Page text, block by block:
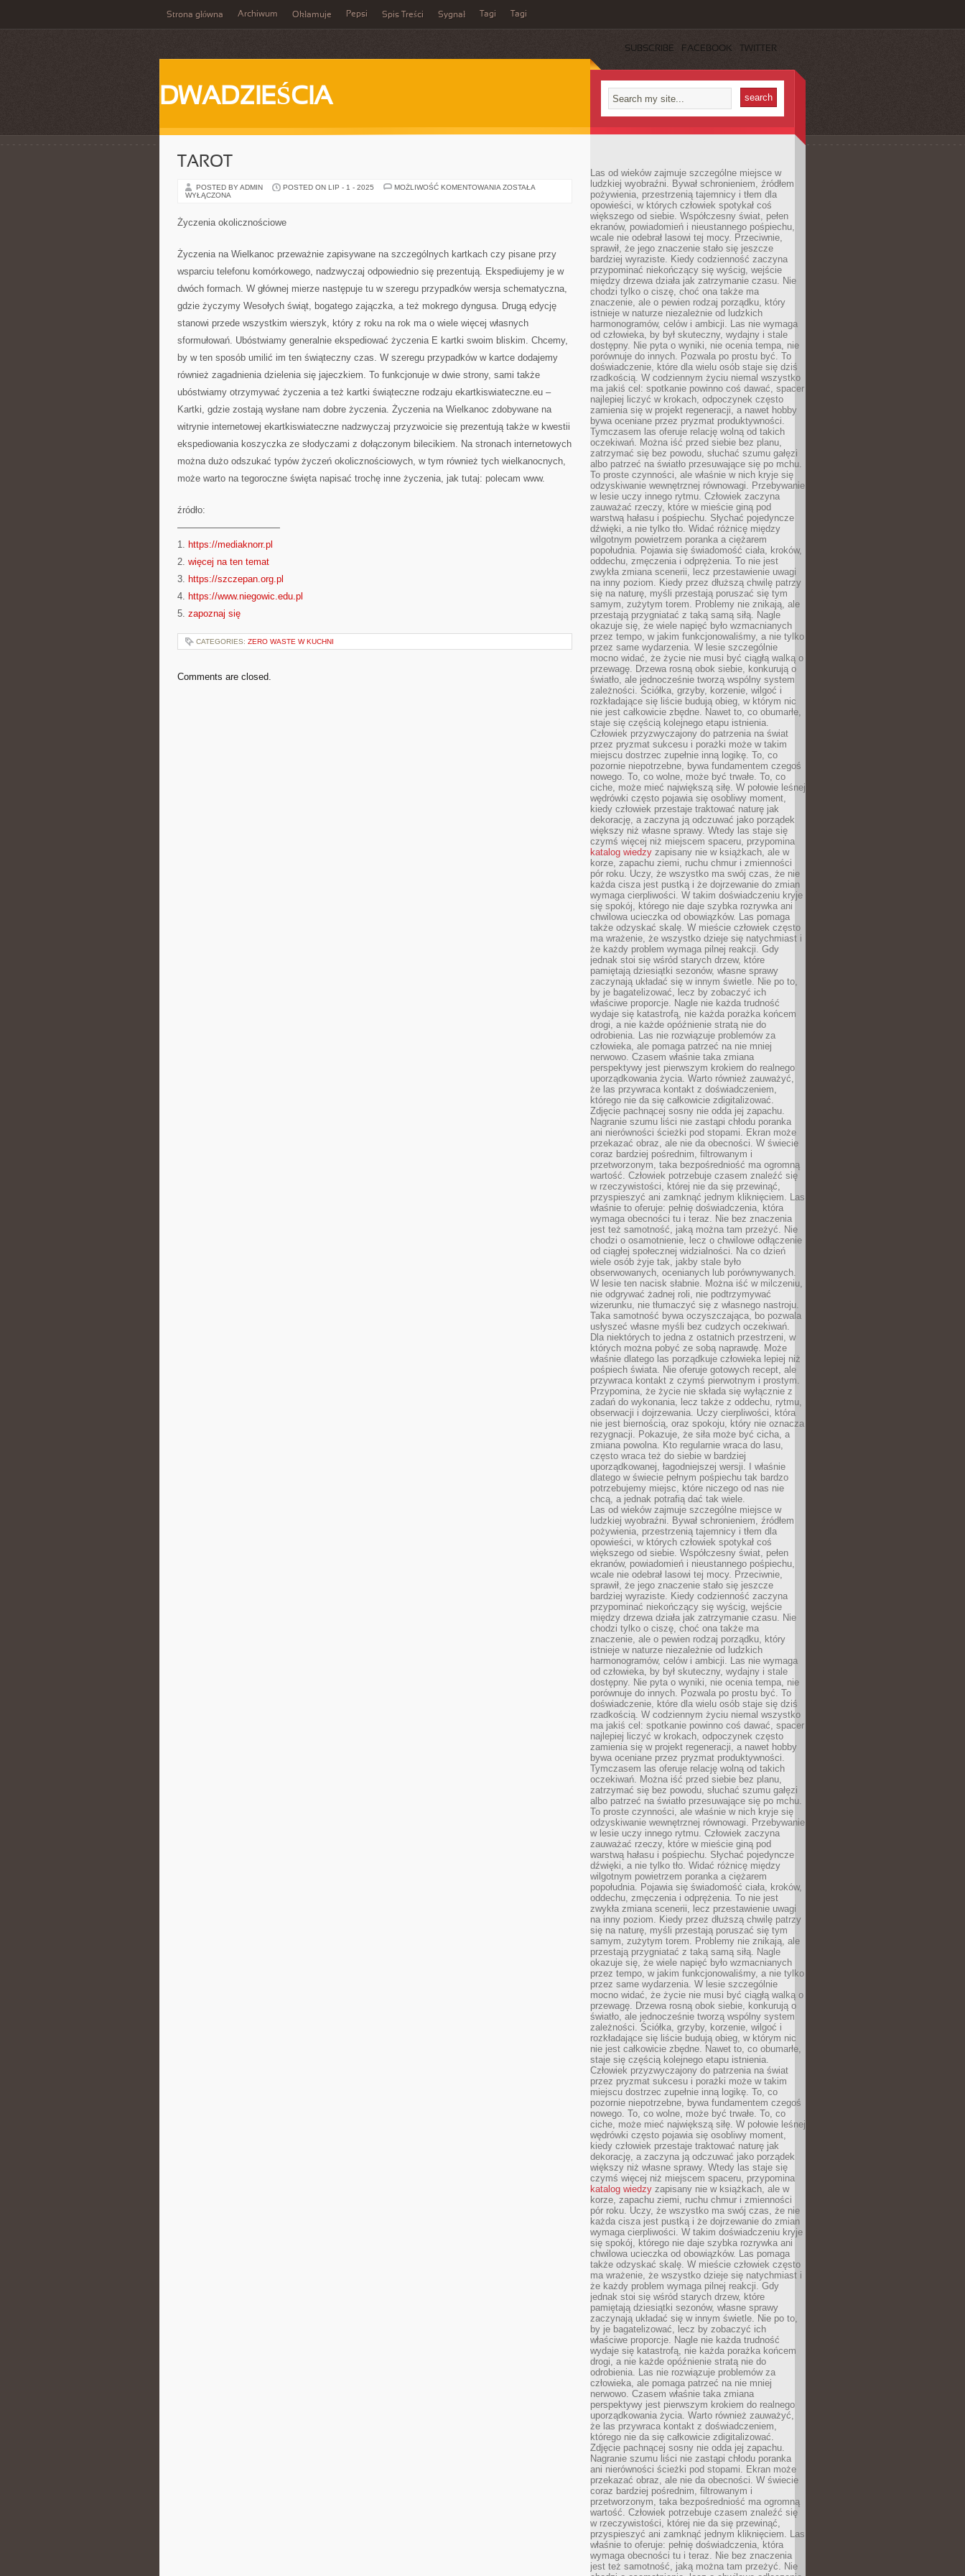
Strona główna Archiwum Okłamuje Pepsi Spis Treści Sygnał Tagi Tagi
SUBSCRIBE FACEBOOK TWITTER
DWADZIEŚCIA
TAROT
POSTED BY ADMIN POSTED ON LIP - 1 - 2025 MOŻLIWOŚĆ KOMENTOWANIA TAROT
ZOSTAŁA
WYŁĄCZONA
Życzenia okolicznościowe
Życzenia na Wielkanoc przeważnie zapisywane na szczególnych kartkach czy pisane przy
wsparciu telefonu komórkowego, nadzwyczaj odpowiednio się prezentują. Ekspediujemy je w
dwóch formach. W głównej mierze następuje tu w szeregu przypadków wersja schematyczna,
gdzie życzymy Wesołych świąt, bogatego zajączka, a też mokrego dyngusa. Drugą edycję
stanowi przede wszystkim wierszyk, który z roku na rok ma o wiele więcej własnych
sformułowań. Ubóstwiamy generalnie ekspediować życzenia E kartki swoim bliskim. Chcemy,
by w ten sposób umilić im ten świąteczny czas. W szeregu przypadków w kartce dodajemy
również zagadnienia dzielenia się jajeczkiem. To funkcjonuje w dwie strony, sami także
ubóstwiamy otrzymywać życzenia a też kartki świąteczne rodzaju ekartkiswiateczne.eu –
Kartki, gdzie zostają wysłane nam dobre życzenia. Życzenia na Wielkanoc zdobywane na
witrynie internetowej ekartkiswiateczne nadzwyczaj przyzwoicie się prezentują także w kwestii
ekspediowania koszyczka ze słodyczami z dołączonym bilecikiem. Na stronach internetowych
można dużo odszukać typów życzeń okolicznościowych, w tym również tych wielkanocnych,
może warto na tegoroczne święta napisać trochę inne życzenia, jak tutaj: polecam www.
źródło:
———————————
1. https://mediaknorr.pl
2. więcej na ten temat
3. https://szczepan.org.pl
4. https://www.niegowic.edu.pl
5. zapoznaj się
CATEGORIES: ZERO WASTE W KUCHNI
Comments are closed.
Las od wieków zajmuje szczególne miejsce w
ludzkiej wyobraźni. Bywał schronieniem, źródłem
pożywienia, przestrzenią tajemnicy i tłem dla
opowieści, w których człowiek spotykał coś
większego od siebie. Współczesny świat, pełen
ekranów, powiadomień i nieustannego pośpiechu,
wcale nie odebrał lasowi tej mocy. Przeciwnie,
sprawił, że jego znaczenie stało się jeszcze
bardziej wyraziste. Kiedy codzienność zaczyna
przypominać niekończący się wyścig, wejście
między drzewa działa jak zatrzymanie czasu. Nie
chodzi tylko o ciszę, choć ona także ma
znaczenie, ale o pewien rodzaj porządku, który
istnieje w naturze niezależnie od ludzkich
harmonogramów, celów i ambicji. Las nie wymaga
od człowieka, by był skuteczny, wydajny i stale
dostępny. Nie pyta o wyniki, nie ocenia tempa, nie
porównuje do innych. Pozwala po prostu być. To
doświadczenie, które dla wielu osób staje się dziś
rzadkością. W codziennym życiu niemal wszystko
ma jakiś cel: spotkanie powinno coś dawać, spacer
najlepiej liczyć w krokach, odpoczynek często
zamienia się w projekt regeneracji, a nawet hobby
bywa oceniane przez pryzmat produktywności.
Tymczasem las oferuje relację wolną od takich
oczekiwań. Można iść przed siebie bez planu,
zatrzymać się bez powodu, słuchać szumu gałęzi
albo patrzeć na światło przesuwające się po mchu.
To proste czynności, ale właśnie w nich kryje się
odzyskiwanie wewnętrznej równowagi. Przebywanie
w lesie uczy innego rytmu. Człowiek zaczyna
zauważać rzeczy, które w mieście giną pod
warstwą hałasu i pośpiechu. Słychać pojedyncze
dźwięki, a nie tylko tło. Widać różnicę między
wilgotnym powietrzem poranka a ciężarem
popołudnia. Pojawia się świadomość ciała, kroków,
oddechu, zmęczenia i odprężenia. To nie jest
zwykła zmiana scenerii, lecz przestawienie uwagi
na inny poziom. Kiedy przez dłuższą chwilę patrzy
się na naturę, myśli przestają poruszać się tym
samym, zużytym torem. Problemy nie znikają, ale
przestają przygniatać z taką samą siłą. Nagle
okazuje się, że wiele napięć było wzmacnianych
przez tempo, w jakim funkcjonowaliśmy, a nie tylko
przez same wydarzenia. W lesie szczególnie
mocno widać, że życie nie musi być ciągłą walką o
przewagę. Drzewa rosną obok siebie, konkurują o
światło, ale jednocześnie tworzą wspólny system
zależności. Ściółka, grzyby, korzenie, wilgoć i
rozkładające się liście budują obieg, w którym nic
nie jest całkowicie zbędne. Nawet to, co obumarłe,
staje się częścią kolejnego etapu istnienia.
Człowiek przyzwyczajony do patrzenia na świat
przez pryzmat sukcesu i porażki może w takim
miejscu dostrzec zupełnie inną logikę. To, co
pozornie niepotrzebne, bywa fundamentem czegoś
nowego. To, co wolne, może być trwałe. To, co
ciche, może mieć największą siłę. W połowie leśnej
wędrówki często pojawia się osobliwy moment,
kiedy człowiek przestaje traktować naturę jak
dekorację, a zaczyna ją odczuwać jako porządek
większy niż własne sprawy. Wtedy las staje się
czymś więcej niż miejscem spaceru, przypomina
katalog wiedzy zapisany nie w książkach, ale w
korze, zapachu ziemi, ruchu chmur i zmienności
pór roku. Uczy, że wszystko ma swój czas, że nie
każda cisza jest pustką i że dojrzewanie do zmian
wymaga cierpliwości. W takim doświadczeniu kryje
się spokój, którego nie daje szybka rozrywka ani
chwilowa ucieczka od obowiązków. Las pomaga
także odzyskać skalę. W mieście człowiek często
ma wrażenie, że wszystko dzieje się natychmiast i
że każdy problem wymaga pilnej reakcji. Gdy
jednak stoi się wśród starych drzew, które
pamiętają dziesiątki sezonów, własne sprawy
zaczynają układać się w innym świetle. Nie po to,
by je bagatelizować, lecz by zobaczyć ich
właściwe proporcje. Nagle nie każda trudność
wydaje się katastrofą, nie każda porażka końcem
drogi, a nie każde opóźnienie stratą nie do
odrobienia. Las nie rozwiązuje problemów za
człowieka, ale pomaga patrzeć na nie mniej
nerwowo. Czasem właśnie taka zmiana
perspektywy jest pierwszym krokiem do realnego
uporządkowania życia. Warto również zauważyć,
że las przywraca kontakt z doświadczeniem,
którego nie da się całkowicie zdigitalizować.
Zdjęcie pachnącej sosny nie odda jej zapachu.
Nagranie szumu liści nie zastąpi chłodu poranka
ani nierówności ścieżki pod stopami. Ekran może
przekazać obraz, ale nie da obecności. W świecie
coraz bardziej pośrednim, filtrowanym i
przetworzonym, taka bezpośredniość ma ogromną
wartość. Człowiek potrzebuje czasem znaleźć się
w rzeczywistości, której nie da się przewinąć,
przyspieszyć ani zamknąć jednym kliknięciem. Las
właśnie to oferuje: pełnię doświadczenia, która
wymaga obecności tu i teraz. Nie bez znaczenia
jest też samotność, jaką można tam przeżyć. Nie
chodzi o osamotnienie, lecz o chwilowe odłączenie
od ciągłej społecznej widzialności. Na co dzień
wiele osób żyje tak, jakby stale było
obserwowanych, ocenianych lub porównywanych.
W lesie ten nacisk słabnie. Można iść w milczeniu,
nie odgrywać żadnej roli, nie podtrzymywać
wizerunku, nie tłumaczyć się z własnego nastroju.
Taka samotność bywa oczyszczająca, bo pozwala
usłyszeć własne myśli bez cudzych oczekiwań.
Dla niektórych to jedna z ostatnich przestrzeni, w
których można pobyć ze sobą naprawdę. Może
właśnie dlatego las porządkuje człowieka lepiej niż
pośpiech świata. Nie oferuje gotowych recept, ale
przywraca kontakt z czymś pierwotnym i prostym.
Przypomina, że życie nie składa się wyłącznie z
zadań do wykonania, lecz także z oddechu, rytmu,
obserwacji i dojrzewania. Uczy cierpliwości, która
nie jest biernością, oraz spokoju, który nie oznacza
rezygnacji. Pokazuje, że siła może być cicha, a
zmiana powolna. Kto regularnie wraca do lasu,
często wraca też do siebie w bardziej
uporządkowanej, łagodniejszej wersji. I właśnie
dlatego w świecie pełnym pośpiechu tak bardzo
potrzebujemy miejsc, które niczego od nas nie
chcą, a jednak potrafią dać tak wiele.
Las od wieków zajmuje szczególne miejsce w
ludzkiej wyobraźni. Bywał schronieniem, źródłem
pożywienia, przestrzenią tajemnicy i tłem dla
opowieści, w których człowiek spotykał coś
większego od siebie. Współczesny świat, pełen
ekranów, powiadomień i nieustannego pośpiechu,
wcale nie odebrał lasowi tej mocy. Przeciwnie,
sprawił, że jego znaczenie stało się jeszcze
bardziej wyraziste. Kiedy codzienność zaczyna
przypominać niekończący się wyścig, wejście
między drzewa działa jak zatrzymanie czasu. Nie
chodzi tylko o ciszę, choć ona także ma
znaczenie, ale o pewien rodzaj porządku, który
istnieje w naturze niezależnie od ludzkich
harmonogramów, celów i ambicji. Las nie wymaga
od człowieka, by był skuteczny, wydajny i stale
dostępny. Nie pyta o wyniki, nie ocenia tempa, nie
porównuje do innych. Pozwala po prostu być. To
doświadczenie, które dla wielu osób staje się dziś
rzadkością. W codziennym życiu niemal wszystko
ma jakiś cel: spotkanie powinno coś dawać, spacer
najlepiej liczyć w krokach, odpoczynek często
zamienia się w projekt regeneracji, a nawet hobby
bywa oceniane przez pryzmat produktywności.
Tymczasem las oferuje relację wolną od takich
oczekiwań. Można iść przed siebie bez planu,
zatrzymać się bez powodu, słuchać szumu gałęzi
albo patrzeć na światło przesuwające się po mchu.
To proste czynności, ale właśnie w nich kryje się
odzyskiwanie wewnętrznej równowagi. Przebywanie
w lesie uczy innego rytmu. Człowiek zaczyna
zauważać rzeczy, które w mieście giną pod
warstwą hałasu i pośpiechu. Słychać pojedyncze
dźwięki, a nie tylko tło. Widać różnicę między
wilgotnym powietrzem poranka a ciężarem
popołudnia. Pojawia się świadomość ciała, kroków,
oddechu, zmęczenia i odprężenia. To nie jest
zwykła zmiana scenerii, lecz przestawienie uwagi
na inny poziom. Kiedy przez dłuższą chwilę patrzy
się na naturę, myśli przestają poruszać się tym
samym, zużytym torem. Problemy nie znikają, ale
przestają przygniatać z taką samą siłą. Nagle
okazuje się, że wiele napięć było wzmacnianych
przez tempo, w jakim funkcjonowaliśmy, a nie tylko
przez same wydarzenia. W lesie szczególnie
mocno widać, że życie nie musi być ciągłą walką o
przewagę. Drzewa rosną obok siebie, konkurują o
światło, ale jednocześnie tworzą wspólny system
zależności. Ściółka, grzyby, korzenie, wilgoć i
rozkładające się liście budują obieg, w którym nic
nie jest całkowicie zbędne. Nawet to, co obumarłe,
staje się częścią kolejnego etapu istnienia.
Człowiek przyzwyczajony do patrzenia na świat
przez pryzmat sukcesu i porażki może w takim
miejscu dostrzec zupełnie inną logikę. To, co
pozornie niepotrzebne, bywa fundamentem czegoś
nowego. To, co wolne, może być trwałe. To, co
ciche, może mieć największą siłę. W połowie leśnej
wędrówki często pojawia się osobliwy moment,
kiedy człowiek przestaje traktować naturę jak
dekorację, a zaczyna ją odczuwać jako porządek
większy niż własne sprawy. Wtedy las staje się
czymś więcej niż miejscem spaceru, przypomina
katalog wiedzy zapisany nie w książkach, ale w
korze, zapachu ziemi, ruchu chmur i zmienności
pór roku. Uczy, że wszystko ma swój czas, że nie
każda cisza jest pustką i że dojrzewanie do zmian
wymaga cierpliwości. W takim doświadczeniu kryje
się spokój, którego nie daje szybka rozrywka ani
chwilowa ucieczka od obowiązków. Las pomaga
także odzyskać skalę. W mieście człowiek często
ma wrażenie, że wszystko dzieje się natychmiast i
że każdy problem wymaga pilnej reakcji. Gdy
jednak stoi się wśród starych drzew, które
pamiętają dziesiątki sezonów, własne sprawy
zaczynają układać się w innym świetle. Nie po to,
by je bagatelizować, lecz by zobaczyć ich
właściwe proporcje. Nagle nie każda trudność
wydaje się katastrofą, nie każda porażka końcem
drogi, a nie każde opóźnienie stratą nie do
odrobienia. Las nie rozwiązuje problemów za
człowieka, ale pomaga patrzeć na nie mniej
nerwowo. Czasem właśnie taka zmiana
perspektywy jest pierwszym krokiem do realnego
uporządkowania życia. Warto również zauważyć,
że las przywraca kontakt z doświadczeniem,
którego nie da się całkowicie zdigitalizować.
Zdjęcie pachnącej sosny nie odda jej zapachu.
Nagranie szumu liści nie zastąpi chłodu poranka
ani nierówności ścieżki pod stopami. Ekran może
przekazać obraz, ale nie da obecności. W świecie
coraz bardziej pośrednim, filtrowanym i
przetworzonym, taka bezpośredniość ma ogromną
wartość. Człowiek potrzebuje czasem znaleźć się
w rzeczywistości, której nie da się przewinąć,
przyspieszyć ani zamknąć jednym kliknięciem. Las
właśnie to oferuje: pełnię doświadczenia, która
wymaga obecności tu i teraz. Nie bez znaczenia
jest też samotność, jaką można tam przeżyć. Nie